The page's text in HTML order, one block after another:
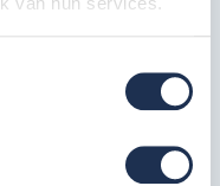
AX10060
luik 250 hout
luik 250 hout